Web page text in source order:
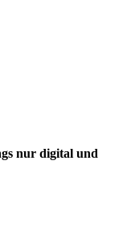
nur digital und